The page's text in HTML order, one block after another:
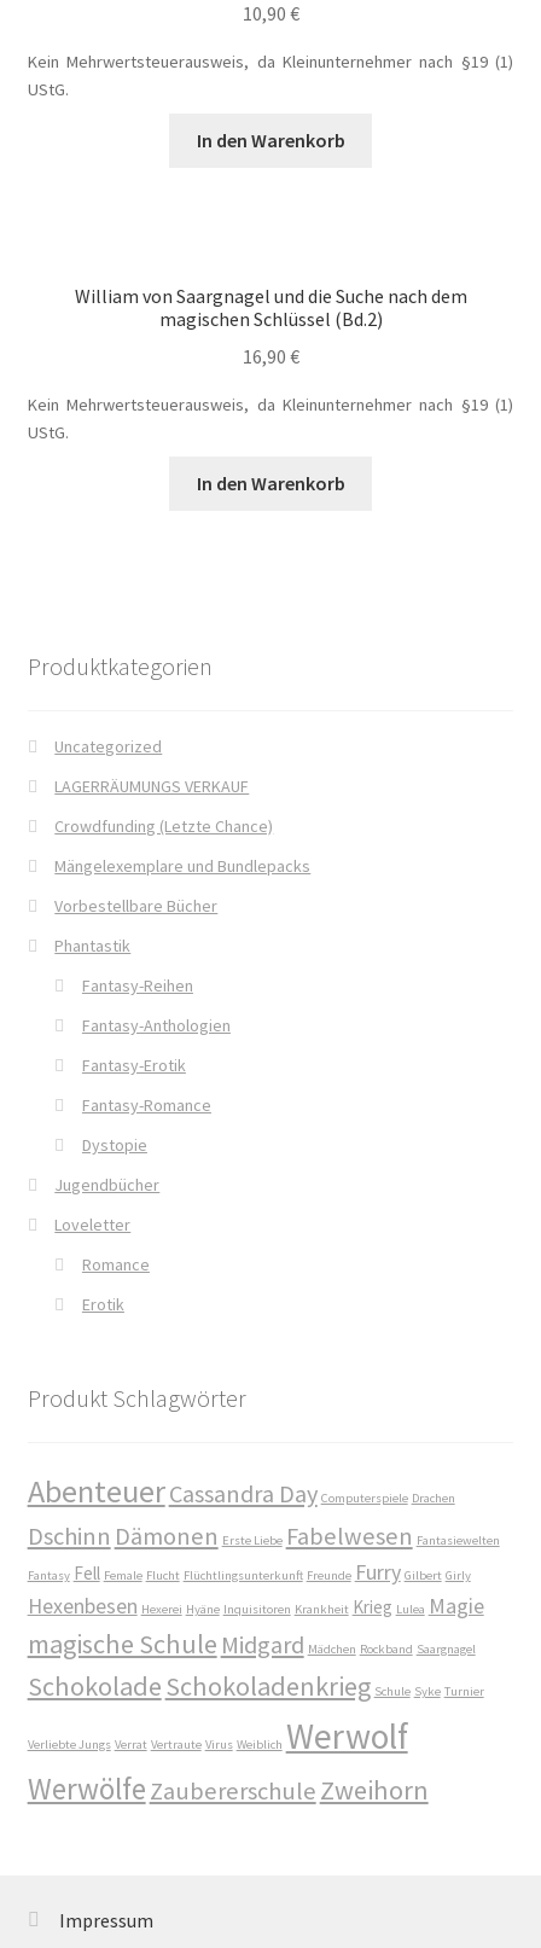
10,90 €
Kein Mehrwertsteuerausweis, da Kleinunternehmer nach §19 (1)
UStG.
In den Warenkorb
William von Saargnagel und die Suche nach dem
magischen Schlüssel (Bd.2)
16,90 €
Kein Mehrwertsteuerausweis, da Kleinunternehmer nach §19 (1)
UStG.
In den Warenkorb
Produktkategorien
Uncategorized
LAGERRÄUMUNGS VERKAUF
Crowdfunding (Letzte Chance)
Mängelexemplare und Bundlepacks
Vorbestellbare Bücher
Phantastik
Fantasy-Reihen
Fantasy-Anthologien
Fantasy-Erotik
Fantasy-Romance
Dystopie
Jugendbücher
Loveletter
Romance
Erotik
Produkt Schlagwörter
AbenteuerCassandra Day Computerspiele Drachen
Dschinn Dämonen Erste Liebe Fabelwesen Fantasiewelten
Fantasy Fell Female Flucht Flüchtlingsunterkunft Freunde Furry Gilbert Girly
Hexenbesen Hexerei Hyäne Inquisitoren Krankheit Krieg Lulea Magie
magische Schule Midgard Mädchen Rockband Saargnagel
SchokoladeSchokoladenkrieg Schule Syke Turnier
Verliebte Jungs Verrat Vertraute Virus Weiblich Werwolf
WerwölfeZaubererschuleZweihorn
Impressum